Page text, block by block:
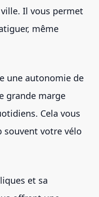
Il vous permet
même
une autonomie de
grande marge
Cela vous
souvent votre vélo
et sa